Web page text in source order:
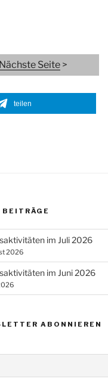
Nächste Seite>
teilen
BEITRÄGE
im Juli 2026
2026
im Juni 2026
ABONNIEREN